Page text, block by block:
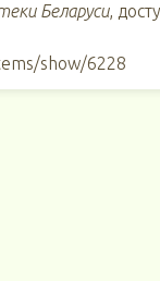
Беларуси,
show/6228